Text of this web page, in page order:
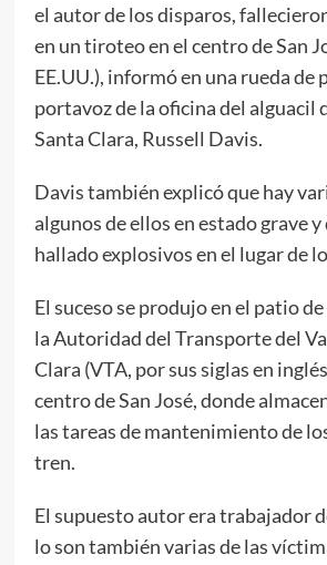
el autor de los disparos,
en un tiroteo en el centro de San
EE.UU.), informó en una rueda de
portavoz de la oficina del alguacil
Santa Clara, Russell Davis.
Davis también explicó que hay
algunos de ellos en estado grave
hallado explosivos en el lugar de
El suceso se produjo en el patio
la Autoridad del Transporte del
Clara (VTA, por sus siglas en
centro de San José, donde
las tareas de mantenimiento de
tren.
El supuesto autor era trabajador
lo son también varias de las